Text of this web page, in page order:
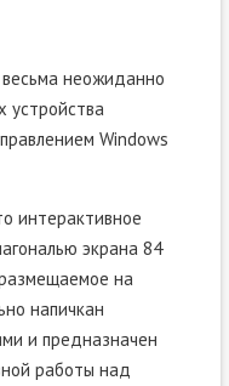
неожиданно
устройства
Windows
интерактивное
экрана 84
на
напичкан
и предназначен
работы над